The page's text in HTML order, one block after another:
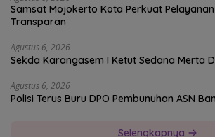
Samsat Mojokerto Kota Perkuat
Transparan
Agustus 6, 2026
Sekda Karangasem I Ketut Sedana Merta
Agustus 6, 2026
Polisi Terus Buru DPO Pembunuhan ASN
Selengkapnya